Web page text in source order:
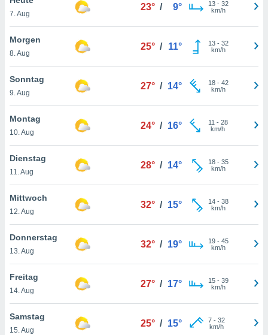
oder
Partner
es uns
das
der
Profil zu
Ihnen
finden
. Sie
jederzeit
Rand
7. Aug
23° / 9° 13- 32
km/h
Morgen
8. Aug
25° / 11° 13- 32
km/h
Sonntag
9. Aug
27° / 14° 18- 42
km/h
Montag
10. Aug
24° / 16° 11 - 28
km/h
Dienstag
11. Aug
28° / 14° 18- 35
km/h
Mittwoch
12. Aug
32° / 15° 14- 38
km/h
Donnerstag
13. Aug
32° / 19° 19- 45
km/h
Freitag
14. Aug
27° / 17° 15- 39
km/h
Samstag
15. Aug
25° / 15° 7- 32
km/h